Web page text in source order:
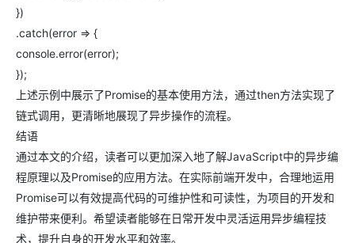
})
.catch(error => {
console.error(error);
});
上述示例中展示了Promise的基本使用方法，通过then方法实现了
链式调用，更清晰地展现了异步操作的流程。
结语
通过本文的介绍，读者可以更加深入地了解JavaScript中的异步编
程原理以及Promise的应用方法。在实际前端开发中，合理地运用
Promise可以有效提高代码的可维护性和可读性，为项目的开发和
维护带来便利。希望读者能够在日常开发中灵活运用异步编程技
术，提升自身的开发水平和效率。